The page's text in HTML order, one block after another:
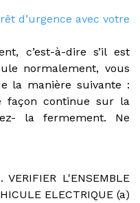
d’urgence avec votre
c’est-à-dire s’il est
normalement, vous
la manière suivante :
façon continue sur la
la fermement. Ne
VERIFIER L'ENSEMBLE
ELECTRIQUE (a)